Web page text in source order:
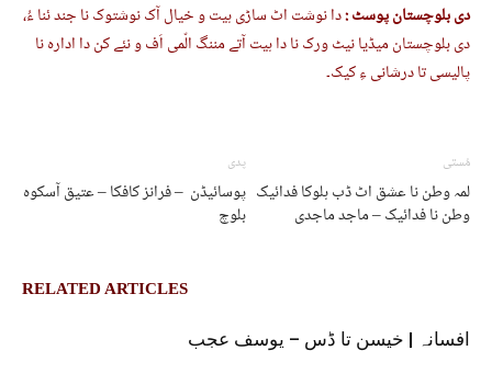
دی بلوچستان پوسٹ :دا نوشت اٹ ساڑی ہیت و خیال آک نوشتوک نا جند ئنا ءُ،
دی بلوچستان میڈیا نیٹ ورک نا دا ہیت آتے مننگ الّمی اَف و نئے کن دا ادارہ نا
پالیسی تا درشانی ءِ کیک۔
پدی
پوسائیڈن – فرانز کافکا – عتیق آسکوہ
بلوچ
مُستی
لمہ وطن نا عشق اٹ ڈب ہلوکا فدائیک
وطن نا فدائیک – ماجد ماجدی
RELATED ARTICLES
افسانہ | خیسن تا ڈس – یوسف عجب